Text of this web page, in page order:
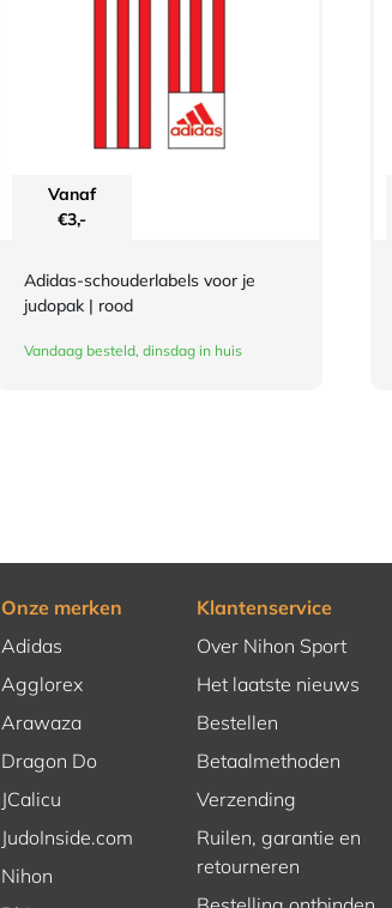
Vanaf
€3,-
Adidas-schouderlabels voor je
judopak | rood
Vandaag besteld, dinsdag in huis
Onze merken
Adidas
Agglorex
Arawaza
Dragon Do
JCalicu
JudoInside.com
Nihon
Klantenservice
Over Nihon Sport
Het laatste nieuws
Bestellen
Betaalmethoden
Verzending
Ruilen, garantie en
retourneren